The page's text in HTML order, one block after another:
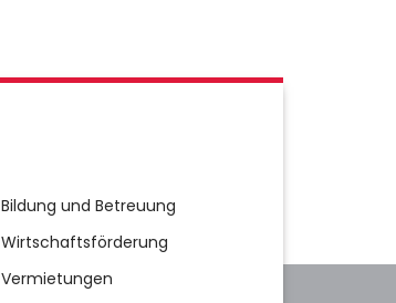
Bildung und Betreuung
Wirtschaftsförderung
Vermietungen